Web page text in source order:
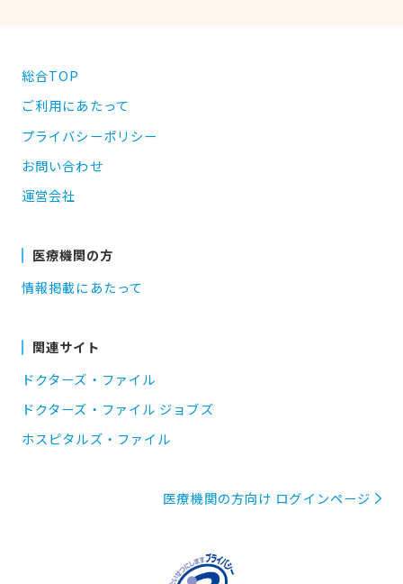
総合TOP
ご利用にあたって
プライバシーポリシー
お問い合わせ
運営会社
医療機関の方
情報掲載にあたって
関連サイト
ドクターズ・ファイル
ドクターズ・ファイル ジョブズ
ホスピタルズ・ファイル
医療機関の方向け ログインページ